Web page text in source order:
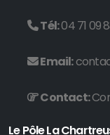
Tél:04 71 09
Email:
Contact:
Le Pôle La